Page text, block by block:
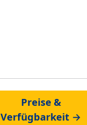
Preise &
Verfügbarkeit →